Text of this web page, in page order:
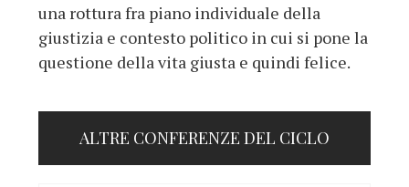
una rottura fra piano individuale della
giustizia e contesto politico in cui si pone la
questione della vita giusta e quindi felice.
ALTRE CONFERENZE DEL CICLO